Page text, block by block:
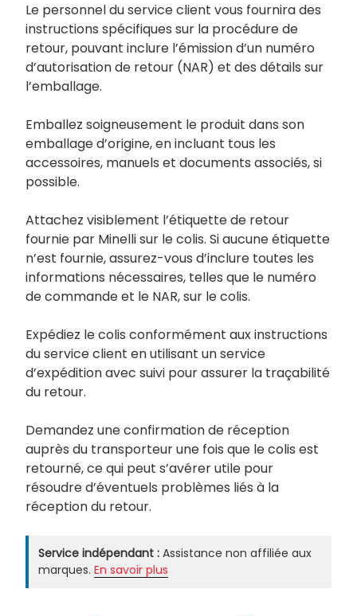
Le personnel du service client vous fournira des
instructions spécifiques sur la procédure de
retour, pouvant inclure l’émission d’un numéro
d’autorisation de retour (NAR) et des détails sur
l’emballage.
Emballez soigneusement le produit dans son
emballage d’origine, en incluant tous les
accessoires, manuels et documents associés, si
possible.
Attachez visiblement l’étiquette de retour
fournie par Minelli sur le colis. Si aucune étiquette
n’est fournie, assurez-vous d’inclure toutes les
informations nécessaires, telles que le numéro
de commande et le NAR, sur le colis.
Expédiez le colis conformément aux instructions
du service client en utilisant un service
d’expédition avec suivi pour assurer la traçabilité
du retour.
Demandez une confirmation de réception
auprès du transporteur une fois que le colis est
retourné, ce qui peut s’avérer utile pour
résoudre d’éventuels problèmes liés à la
réception du retour.
Service indépendant : Assistance non affiliée aux
marques. En savoir plus